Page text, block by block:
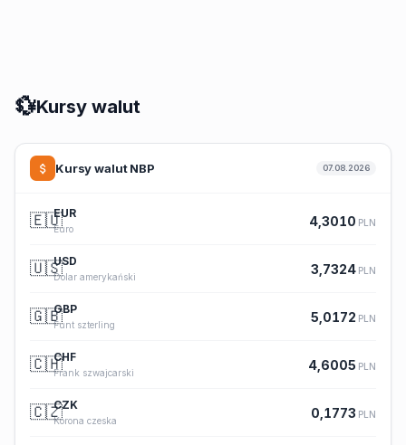
💱Kursy walut
Kursy walut NBP 07.08.2026
🇪🇺EUR
Euro
4,3010 PLN
🇺🇸USD
Dolar amerykański
3,7324 PLN
🇬🇧GBP
Funt szterling
5,0172 PLN
🇨🇭CHF
Frank szwajcarski
4,6005 PLN
🇨🇿CZK
Korona czeska
0,1773 PLN